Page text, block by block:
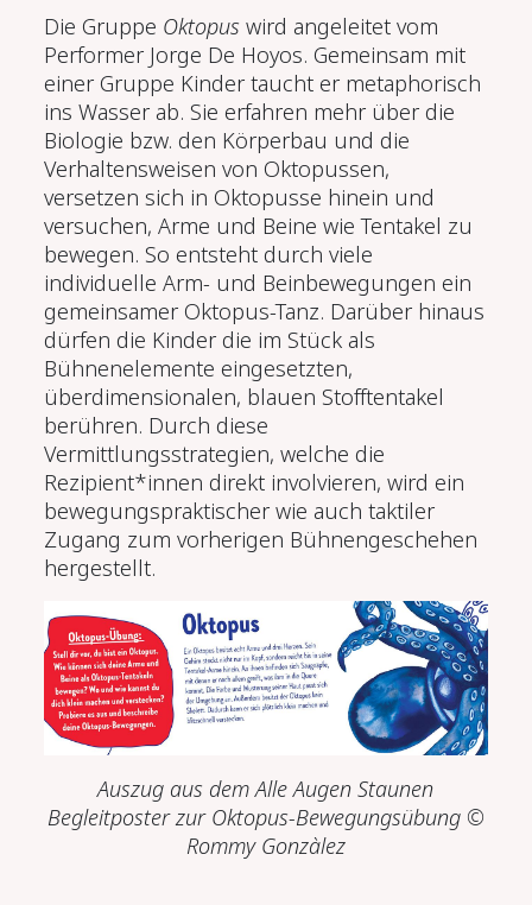
Die Gruppe Oktopus wird angeleitet vom
Performer Jorge De Hoyos. Gemeinsam mit
einer Gruppe Kinder taucht er metaphorisch
ins Wasser ab. Sie erfahren mehr über die
Biologie bzw. den Körperbau und die
Verhaltensweisen von Oktopussen,
versetzen sich in Oktopusse hinein und
versuchen, Arme und Beine wie Tentakel zu
bewegen. So entsteht durch viele
individuelle Arm- und Beinbewegungen ein
gemeinsamer Oktopus-Tanz. Darüber hinaus
dürfen die Kinder die im Stück als
Bühnenelemente eingesetzten,
überdimensionalen, blauen Stofftentakel
berühren. Durch diese
Vermittlungsstrategien, welche die
Rezipient*innen direkt involvieren, wird ein
bewegungspraktischer wie auch taktiler
Zugang zum vorherigen Bühnengeschehen
hergestellt.
Auszug aus demAlle Augen Staunen
Begleitposter zur Oktopus-Bewegungsübung ©
Rommy Gonzàlez